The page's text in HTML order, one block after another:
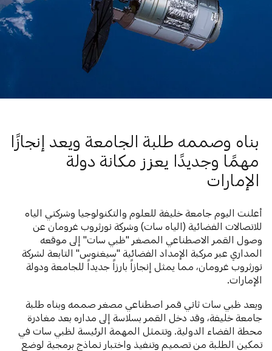
بناه وصممه طلبة الجامعة ويعد إنجازًا
مهمًا وجديدًا يعزز مكانة دولة
الإمارات
أعلنت اليوم جامعة خليفة للعلوم والتكنولوجيا وشركتي الياه
للاتصالات الفضائية (الياه سات) وشركة نورثروب غرومان عن
وصول القمر الاصطناعي المصغر "ظبي سات" إلى موقعه
المداري عبر مركبة الإمداد الفضائية "سيغنوس" التابعة لشركة
نورثروب غرومان، مما يمثل إنجازاً بارزاً جديداً للجامعة ودولة
الإمارات.
ويعد ظبي سات ثاني قمر اصطناعي مصغر صممه وبناه طلبة
جامعة خليفة، وقد دخل القمر بسلاسة إلى مداره بعد مغادرة
محطة الفضاء الدولية. وتتمثل المهمة الرئيسة لظبي سات في
تمكين الطلبة من تصميم وتنفيذ واختبار نماذج برمجية لوضع